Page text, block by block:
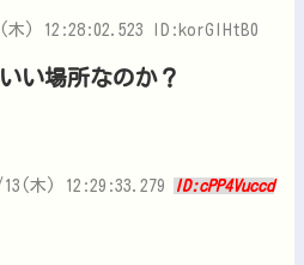
木) 12:28:02.523 ID:korGIHtB0
い場所なのか？
13(木) 12:29:33.279 ID:cPP4Vuccd